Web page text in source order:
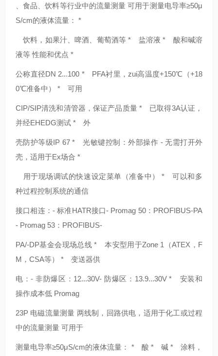
、食品、饮料等行业中的流量测量 可用于测量电导率≥50μ
S/cm的液体流量： *
饮料，如果汁、啤酒、葡萄酒等 * 盐溶液 * 酸和碱溶
液等 性能和优点 *
公称直径DN 2...100 * PFA衬里，zui高温度+150℃（+18
0℃准备中） * 可用
CIP/SIP清洗和清管器，保证产品质量 * 已取得3A认证，
并经EHEDG测试 * 外
壳防护等级IP 67 * 光敏键控制：外部操作 - 无需打开外
壳，适用于Ex场合 *
用于现场调试的快速设定菜单（准备中） * 可以和多
种过程控制系统的通信
接口相连：- 标准HATR接口- Promag 50：PROFIBUS-PA
- Promag 53：PROFIBUS-
PA/-DP基金会现场总线 * 本安型用于Zone 1（ATEX，F
M，CSA等） * 变送器供
电：- 非防爆区：12...30V- 防爆区：13.9...30V * 安装和
操作成本低 Promag
23P 电磁流量测量 两线制，回路供电，适用于化工或过程
中的流量测量 可用于
测量电导率≥50μS/cm的液体流量： * 酸 * 碱 * 涂料，